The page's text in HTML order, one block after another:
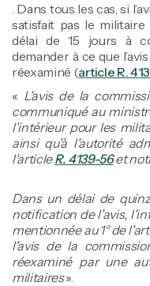
. Dans tous les cas, si
satisfait pas le militaire
délai de 15 jours à
demander à ce que
réexaminé (article R.
« L'avis de la
communiqué au
l'intérieur pour les
ainsi qu'à l'autorité
l'articleR. 4139-56et
Dans un délai de
notification de l'avis,
mentionnée au 1° de
l'avis de la
réexaminé par une
militaires».